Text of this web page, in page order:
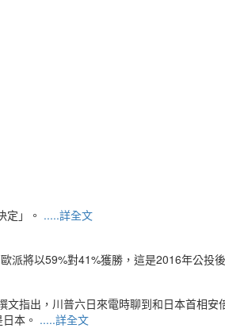
定」。 .....詳全文
將以59%對41%獲勝，這是2016年公投
指出，川普六日來電時聊到和日本首相
本。 .....詳全文